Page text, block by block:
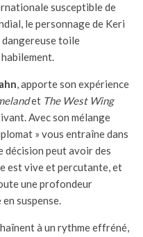
susceptible de
le personnage de Keri
dangereuse toile
habilement.
, apporte son expérience
et The West Wing
Avec son mélange
» vous entraîne dans
décision peut avoir des
est vive et percutante, et
une profondeur
suspense.
à un rythme effréné,